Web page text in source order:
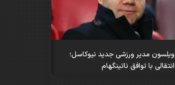
ویلسون مدیر ورزشی جدید نیوکاسل؛
انتقالی با توافق ناتینگهام